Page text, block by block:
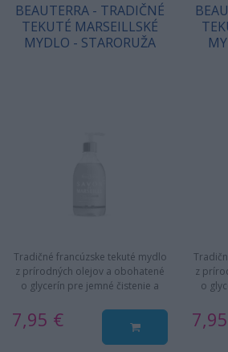
BEAUTERRA - TRADIČNÉ
TEKUTÉ MARSEILLSKÉ
MYDLO - STARORUŽA
Tradičné francúzske tekuté mydlo
z prírodných olejov a obohatené
o glycerín pre jemné čistenie a
7,95 €
z
o